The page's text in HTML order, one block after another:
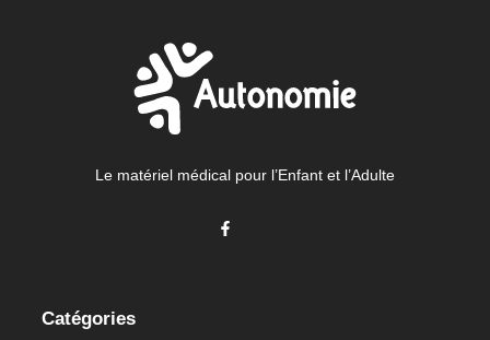
Le matériel médical pour l’Enfant et l’Adulte
Catégories